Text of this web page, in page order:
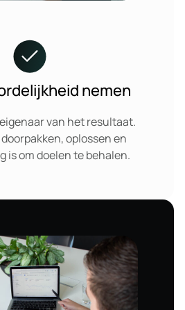
nemen
van het resultaat.
oplossen en
is om doelen te behalen.